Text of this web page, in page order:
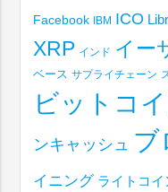
Facebook IBM ICO
XRP インド イー
ベース サプライチェーン
ビットコ
ンキャッシュ ブ
イニング ライトコイ